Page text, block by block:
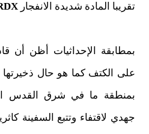
تقريبا المادة شديدة الانفجار
بمطابقة الإحداثيات أظن أن
على الكتف كما هو حال
بمنطقة ما في شرق القدس
جهدي لاقتفاء وتتبع السفينة